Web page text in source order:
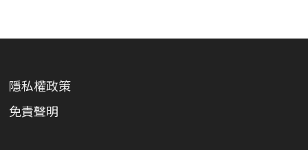
隱私權政策
免責聲明